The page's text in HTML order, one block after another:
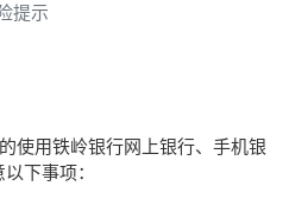
提示
用铁岭银行网上银行、手机银
下事项：